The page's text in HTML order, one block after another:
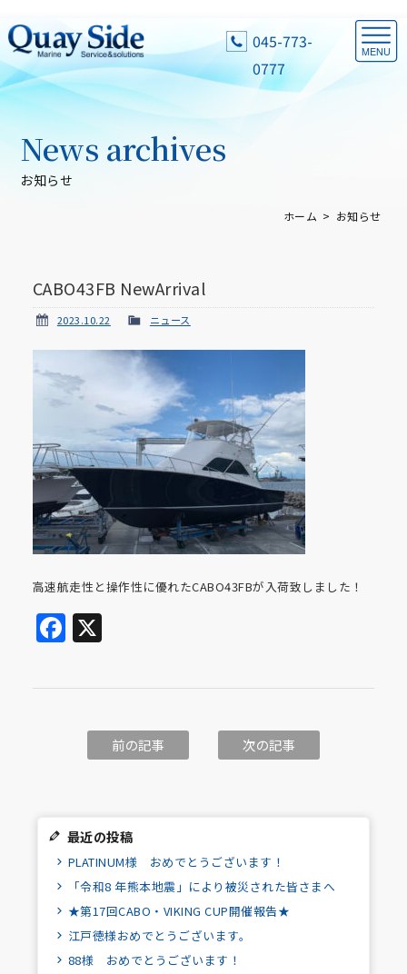
045-773-
0777
お知らせ
News archives
ホーム お知らせ
CABO43FB NewArrival
2023.10.22 ニュース
高速航走性と操作性に優れたCABO43FBが入荷致しました！
Facebook
X
前の記事 次の記事
最近の投稿
PLATINUM様 おめでとうございます！
「令和8 年熊本地震」により被災された皆さまへ
★第17回CABO・VIKING CUP開催報告★
江戸徳様おめでとうございます。
88様 おめでとうございます！